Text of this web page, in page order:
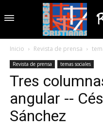
Inicio Revista de prensa
Revista de prensa temas sociales
Tres
angular --
Sánchez